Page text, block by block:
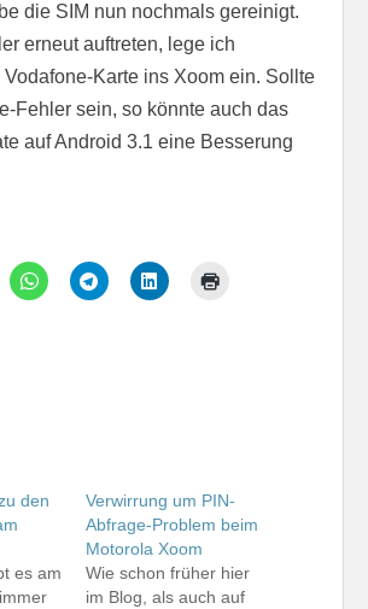
die SIM nun nochmals gereinigt.
erneut auftreten, lege ich
Karte ins Xoom ein. Sollte
Fehler sein, so könnte auch das
auf Android 3.1 eine Besserung
den
es am
Verwirrung um PIN-
Abfrage-Problem beim
Motorola Xoom
Wie schon früher hier
im Blog, als auch auf